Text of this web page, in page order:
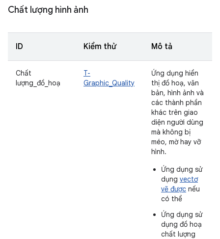
Chất lượng hình ảnh
ID Kiểm thử Mô tả
Chất
lượng_đồ_hoạ
T-
Graphic_Quality
Ứng dụng hiển
thị đồ hoạ, văn
bản, hình ảnh và
các thành phần
khác trên giao
diện người dùng
mà không bị
méo, mờ hay vỡ
hình.
Ứng dụng sử
dụng vectơ
vẽ được nếu
có thể
Ứng dụng sử
dụng đồ hoạ
chất lượng